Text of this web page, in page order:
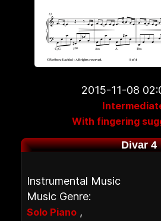
2015-11-08
With fingering
Divar 4
Instrumental Music
Music Genre:
Solo Piano ,